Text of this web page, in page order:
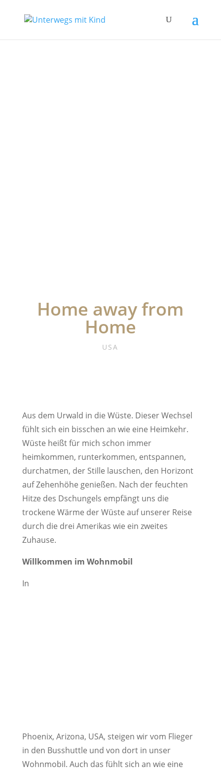
Home away from
Home
USA
Aus dem Urwald in die Wüste. Dieser Wechsel
fühlt sich ein bisschen an wie eine Heimkehr.
Wüste heißt für mich schon immer
heimkommen, runterkommen, entspannen,
durchatmen, der Stille lauschen, den Horizont
auf Zehenhöhe genießen. Nach der feuchten
Hitze des Dschungels empfängt uns die
trockene Wärme der Wüste auf unserer Reise
durch die drei Amerikas wie ein zweites
Zuhause.
Willkommen im Wohnmobil
In
Phoenix, Arizona, USA, steigen wir vom Flieger
in den Busshuttle und von dort in unser
Wohnmobil. Auch das fühlt sich an wie eine